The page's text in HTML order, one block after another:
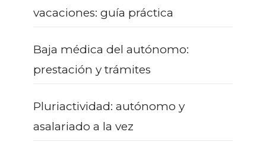
vacaciones: guía práctica
Baja médica del autónomo:
prestación y trámites
Pluriactividad: autónomo y
asalariado a la vez